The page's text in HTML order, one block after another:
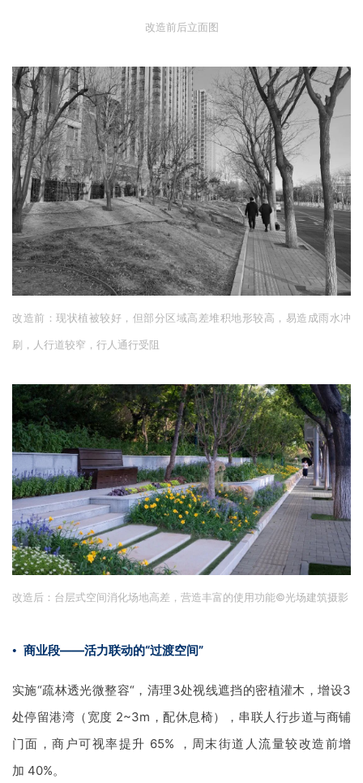
用”微地形 + 挡墙绿化”技术消化2.5m场地高差，挡墙内侧嵌入
坐凳，兼具固土与休憩功能，景石配置地被草花，形成“隐于绿
中”的邻里交往空间。
改造前后立面图
改造前：现状植被较好，但部分区域高差堆积地形较高，易造成雨水冲